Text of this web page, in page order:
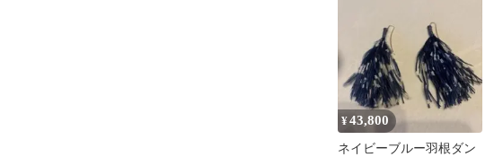
¥43,800
ネイビーブルー羽根ダン